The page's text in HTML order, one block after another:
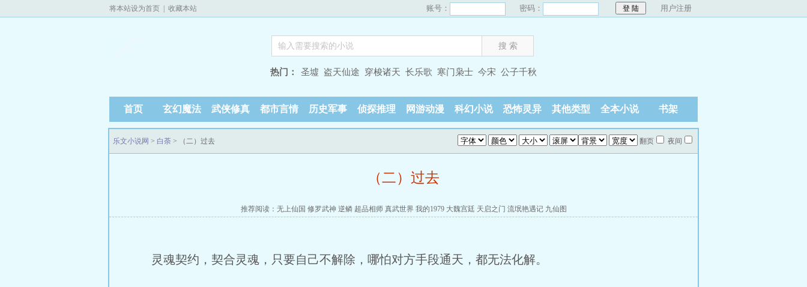
将本站设为首页 收藏本站 账号： 密码： 用户注册
热门： 圣墟 盗天仙途 穿梭诸天 长乐歌 寒门枭士 今宋 公子千秋
首页 玄幻魔法 武侠修真 都市言情 历史军事 侦探推理 网游动漫 科幻小说 恐怖灵异 其他类型 全本小说 书架
乐文小说网 > 白荼 > （二）过去 翻页 夜间
（二）过去
推荐阅读： 无上仙国 修罗武神 逆鳞 超品相师 真武世界 我的1979 大魏宫廷 天启之门 流氓艳遇记 九仙图
灵魂契约，契合灵魂，只要自己不解除，哪怕对方手段通天，都无法化解。